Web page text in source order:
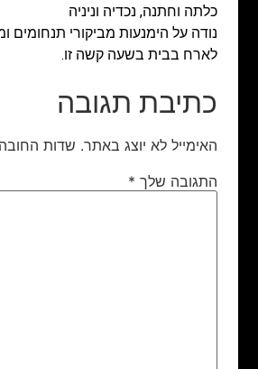
כלתה וחתנה, נכדיה וניניה
נודה על הימנעות מביקורי תנחומים
לארח בבית בשעה קשה זו.
כתיבת תגובה
האימייל לא יוצג באתר. שדות
התגובה שלך *